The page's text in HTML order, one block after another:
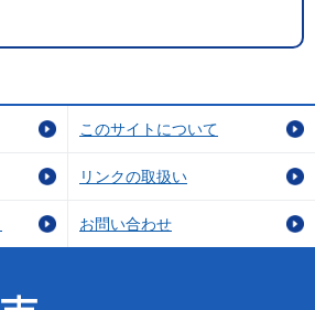
このサイトについて
リンクの取扱い
お問い合わせ